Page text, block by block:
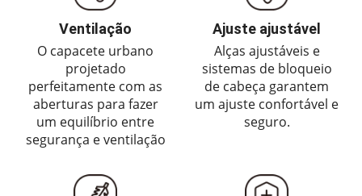
Ventilação
O capacete urbano
projetado
perfeitamente com as
aberturas para fazer
um equilíbrio entre
segurança e ventilação
Ajuste ajustável
Alças ajustáveis ​​e
sistemas de bloqueio
de cabeça garantem
um ajuste confortável e
seguro.